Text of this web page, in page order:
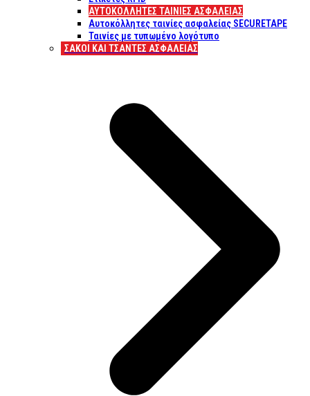
ΑΥΤΟΚΌΛΛΗΤΕΣ ΤΑΙΝΊΕΣ ΑΣΦΑΛΕΊΑΣ
Αυτοκόλλητες ταινίες ασφαλείας SECURETAPE
Ταινίες με τυπωμένο λογότυπο
ΣΆΚΟΙ ΚΑΙ ΤΣΆΝΤΕΣ ΑΣΦΑΛΕΊΑΣ